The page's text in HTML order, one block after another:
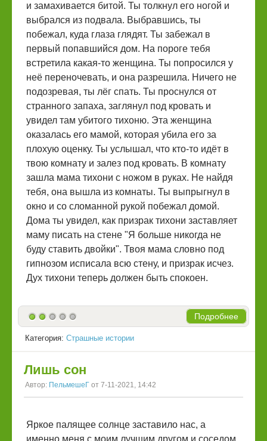
и замахивается битой. Ты толкнул его ногой и
выбрался из подвала. Выбравшись, ты
побежал, куда глаза глядят. Ты забежал в
первый попавшийся дом. На пороге тебя
встретила какая-то женщина. Ты попросился у
неё переночевать, и она разрешила. Ничего не
подозревая, ты лёг спать. Ты проснулся от
странного запаха, заглянул под кровать и
увидел там убитого тихоню. Эта женщина
оказалась его мамой, которая убила его за
плохую оценку. Ты услышал, что кто-то идёт в
твою комнату и залез под кровать. В комнату
зашла мама тихони с ножом в руках. Не найдя
тебя, она вышла из комнаты. Ты выпрыгнул в
окно и со сломанной рукой побежал домой.
Дома ты увидел, как призрак тихони заставляет
маму писать на стене "Я больше никогда не
буду ставить двойки". Твоя мама словно под
гипнозом исписала всю стену, и призрак исчез.
Дух тихони теперь должен быть спокоен.
Подробнее
Категория: Страшные истории
Лишь сон
Автор: ПельмешеГ от 7-11-2021, 14:42
Яркое палящее солнце заставило нас, а
именно меня с моим лучшим другом и соседом